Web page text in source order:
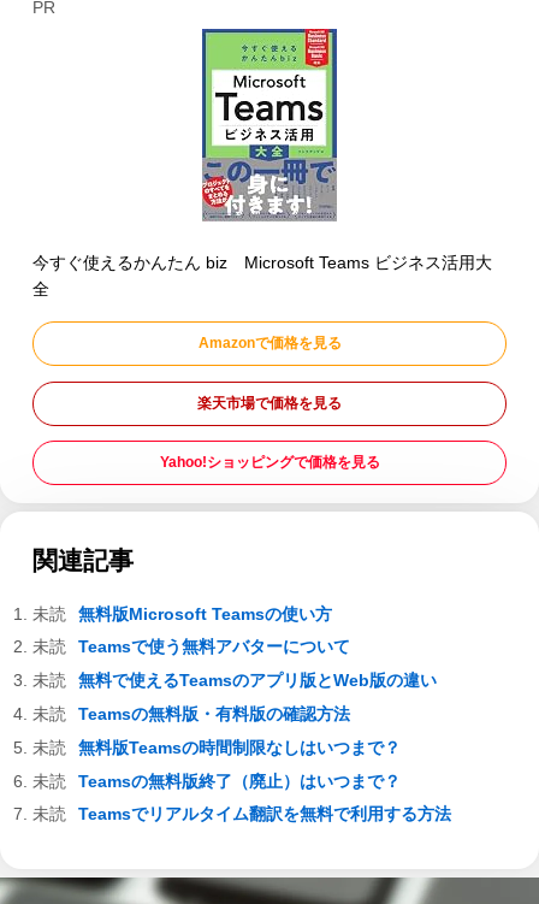
PR
今すぐ使えるかんたん biz Microsoft Teams ビジネス活用大
全
Amazonで価格を見る
楽天市場で価格を見る
Yahoo!ショッピングで価格を見る
関連記事
無料版Microsoft Teamsの使い方
Teamsで使う無料アバターについて
無料で使えるTeamsのアプリ版とWeb版の違い
Teamsの無料版・有料版の確認方法
無料版Teamsの時間制限なしはいつまで？
Teamsの無料版終了（廃止）はいつまで？
Teamsでリアルタイム翻訳を無料で利用する方法